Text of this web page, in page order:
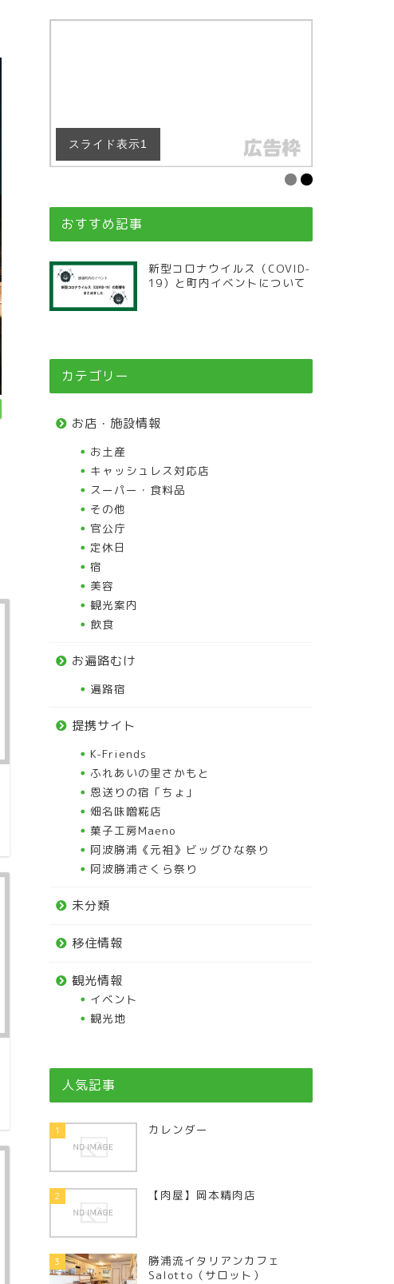
スライド表示1
おすすめ記事
新型コロナウイルス（COVID-
19）と町内イベントについて
カテゴリー
お店・施設情報
お土産
キャッシュレス対応店
スーパー・食料品
その他
官公庁
定休日
宿
美容
観光案内
飲食
お遍路むけ
遍路宿
提携サイト
K-Friends
ふれあいの里さかもと
恩送りの宿「ちょ」
畑名味噌糀店
菓子工房Maeno
阿波勝浦《元祖》ビッグひな祭り
阿波勝浦さくら祭り
未分類
移住情報
観光情報
イベント
観光地
人気記事
1 カレンダー
2 【肉屋】岡本精肉店
3
勝浦流イタリアンカフェ
Salotto（サロット）